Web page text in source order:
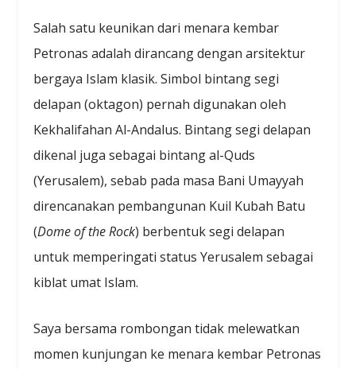
Salah satu keunikan dari menara kembar
Petronas adalah dirancang dengan arsitektur
bergaya Islam klasik. Simbol bintang segi
delapan (oktagon) pernah digunakan oleh
Kekhalifahan Al-Andalus. Bintang segi delapan
dikenal juga sebagai bintang al-Quds
(Yerusalem), sebab pada masa Bani Umayyah
direncanakan pembangunan Kuil Kubah Batu
(Dome of the Rock) berbentuk segi delapan
untuk memperingati status Yerusalem sebagai
kiblat umat Islam.
Saya bersama rombongan tidak melewatkan
momen kunjungan ke menara kembar Petronas